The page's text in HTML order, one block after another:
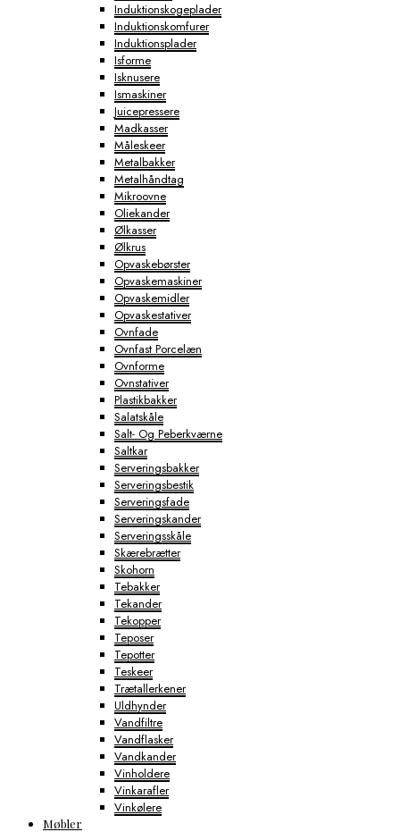
Induktionskogeplader
Induktionskomfurer
Induktionsplader
Isforme
Isknusere
Ismaskiner
Juicepressere
Madkasser
Måleskeer
Metalbakker
Metalhåndtag
Mikroovne
Oliekander
Ølkasser
Ølkrus
Opvaskebørster
Opvaskemaskiner
Opvaskemidler
Opvaskestativer
Ovnfade
Ovnfast Porcelæn
Ovnforme
Ovnstativer
Plastikbakker
Salatskåle
Salt- Og Peberkværne
Saltkar
Serveringsbakker
Serveringsbestik
Serveringsfade
Serveringskander
Serveringsskåle
Skærebrætter
Skohorn
Tebakker
Tekander
Tekopper
Teposer
Tepotter
Teskeer
Trætallerkener
Uldhynder
Vandfiltre
Vandflasker
Vandkander
Vinholdere
Vinkarafler
Vinkølere
Møbler